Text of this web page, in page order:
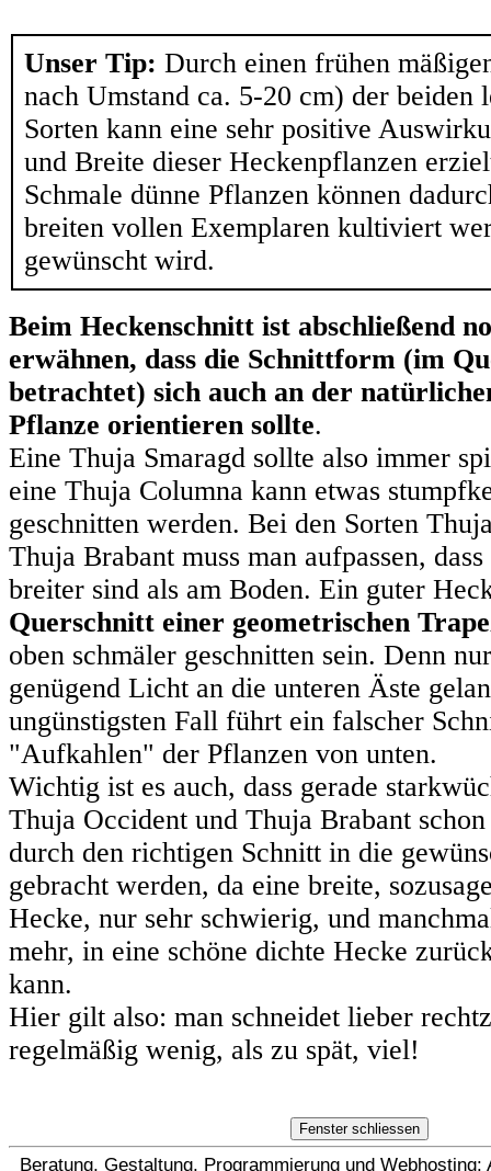
Unser Tip: Durch einen frühen
nach Umstand ca. 5-20 cm) der beiden
Sorten kann eine sehr positive
und Breite dieser Heckenpflanzen
Schmale dünne Pflanzen können
breiten vollen Exemplaren kultiviert
gewünscht wird.
Beim Heckenschnitt ist abschließend
erwähnen, dass die Schnittform (im
betrachtet) sich auch an der
Pflanze orientieren sollte.
Eine Thuja Smaragd sollte also immer
eine Thuja Columna kann etwas
geschnitten werden. Bei den Sorten
Thuja Brabant muss man aufpassen,
breiter sind als am Boden. Ein guter
Querschnitt einer geometrischen
oben schmäler geschnitten sein. Denn
genügend Licht an die unteren Äste
ungünstigsten Fall führt ein falscher
"Aufkahlen" der Pflanzen von unten.
Wichtig ist es auch, dass gerade
Thuja Occident und Thuja Brabant
durch den richtigen Schnitt in die
gebracht werden, da eine breite,
Hecke, nur sehr schwierig, und
mehr, in eine schöne dichte Hecke
kann.
Hier gilt also: man schneidet lieber
regelmäßig wenig, als zu spät, viel!
Beratung, Gestaltung, Programmierung und Webhosting: